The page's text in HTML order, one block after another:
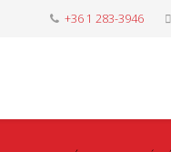
+36 1 283-3946